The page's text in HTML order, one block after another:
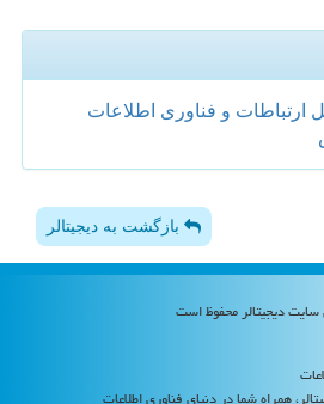
ارتباطات و فناوری اطلاعات
بازگشت به دیجیتالر
همراه شما در دنیای فناوری اطلاعات